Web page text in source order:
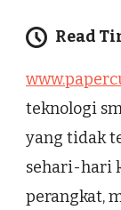
Read
teknologi
yang tidak
sehari-hari
perangkat,